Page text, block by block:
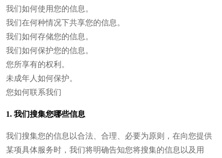
我们如何使用您的信息。
我们在何种情况下共享您的信息。
我们如何存储您的信息。
我们如何保护您的信息。
您所享有的权利。
未成年人如何保护。
您如何联系我们
1. 我们搜集您哪些信息
我们搜集您的信息以合法、合理、必要为原则，在向您提供
某项具体服务时，我们将明确告知您将搜集的信息以及用